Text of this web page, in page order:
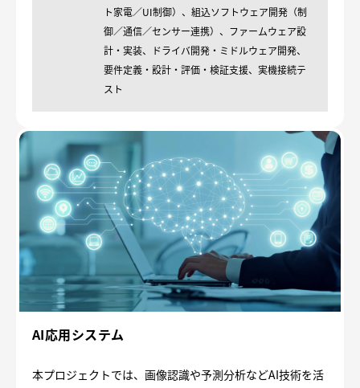
ト家電／UI制御）、組込ソフトウェア開発（制
御／通信／センサー連携）、ファームウェア設
計・実装、ドライバ開発・ミドルウェア開発、
要件定義・設計・評価・検証支援、実機接続テ
スト
AI応用システム
本プロジェクトでは、画像認識や予測分析などAI技術を活